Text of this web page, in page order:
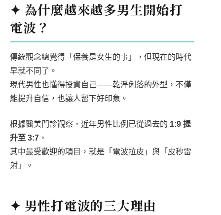
✦ 為什麼越來越多男生開始打
電波？
傳統觀念總覺得「保養是女生的事」，但現在的時代
早就不同了。
現代男性也懂得投資自己——乾淨俐落的外型，不僅
能提升自信，也讓人留下好印象。
根據醫美門診觀察，近年男性比例已從過去的 1:9 提
升至 3:7 ，
其中最受歡迎的項目，就是「電波拉皮」與「皮秒雷
射」。
✦ 男性打電波的三大理由